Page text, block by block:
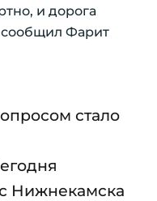
и дорога
сообщил Фарит
стало
Нижнекамска